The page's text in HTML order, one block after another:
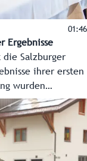
01:46
Ergebnisse
die Salzburger
ihrer ersten
wurden
Bereiche Energie,
und Pflege